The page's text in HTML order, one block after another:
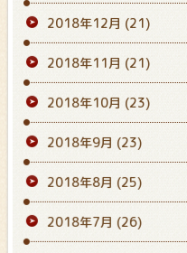
2018年12月 (21)
2018年11月 (21)
2018年10月 (23)
2018年9月 (23)
2018年8月 (25)
2018年7月 (26)